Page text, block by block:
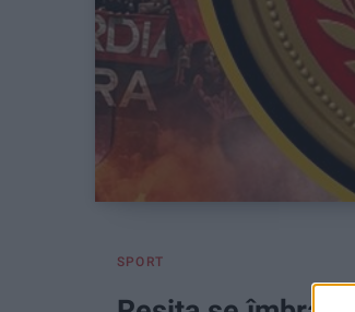
SPORT